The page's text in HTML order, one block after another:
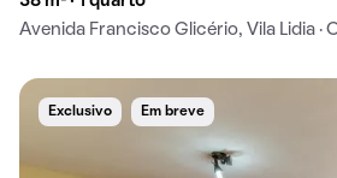
Avenida Francisco Glicério, Vila Lidia ·
Exclusivo Em breve